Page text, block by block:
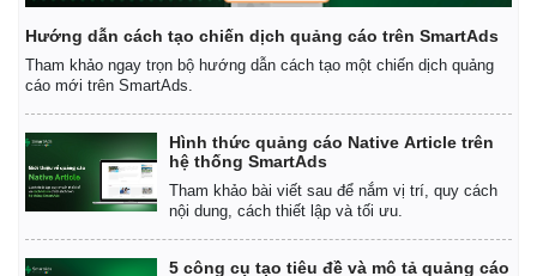
Hướng dẫn cách tạo chiến dịch quảng cáo trên SmartAds
Tham khảo ngay trọn bộ hướng dẫn cách tạo một chiến dịch quảng
cáo mới trên SmartAds.
Hình thức quảng cáo Native Article trên
hệ thống SmartAds
Tham khảo bài viết sau để nắm vị trí, quy cách
nội dung, cách thiết lập và tối ưu.
5 công cụ tạo tiêu đề và mô tả quảng cáo